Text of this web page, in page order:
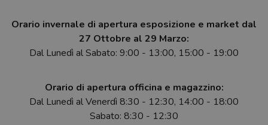
Orario invernale di apertura esposizione e market dal
27 Ottobre al 29 Marzo:
Dal Lunedì al Sabato: 9:00 - 13:00, 15:00 - 19:00
Orario di apertura officina e magazzino:
Dal Lunedì al Venerdì 8:30 - 12:30, 14:00 - 18:00
Sabato: 8:30 - 12:30